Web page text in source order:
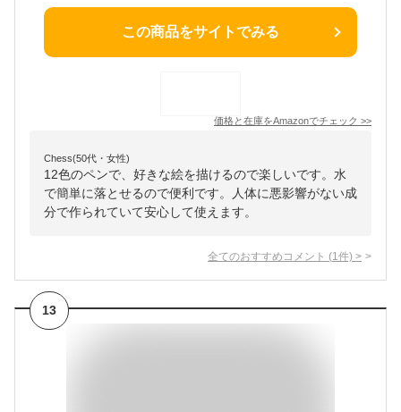
この商品をサイトでみる
価格と在庫をAmazonでチェック >>
Chess(50代・女性)
12色のペンで、好きな絵を描けるので楽しいです。水
で簡単に落とせるので便利です。人体に悪影響がない成
分で作られていて安心して使えます。
全てのおすすめコメント (1 件) >
13